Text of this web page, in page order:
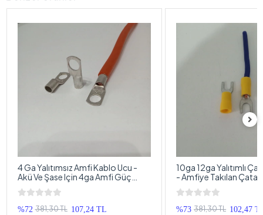
4 Ga Yalıtımsız Amfi Kablo Ucu -
Akü Ve Şase Için 4ga Amfi Güç
Kablosu Ucu - 1 Adet
%72 381,30 TL 107,24 TL
10ga 12ga Yalıtımlı
- Amfiye Takılan
Terminali - 4 Adet
%73 381,30 TL 102,47